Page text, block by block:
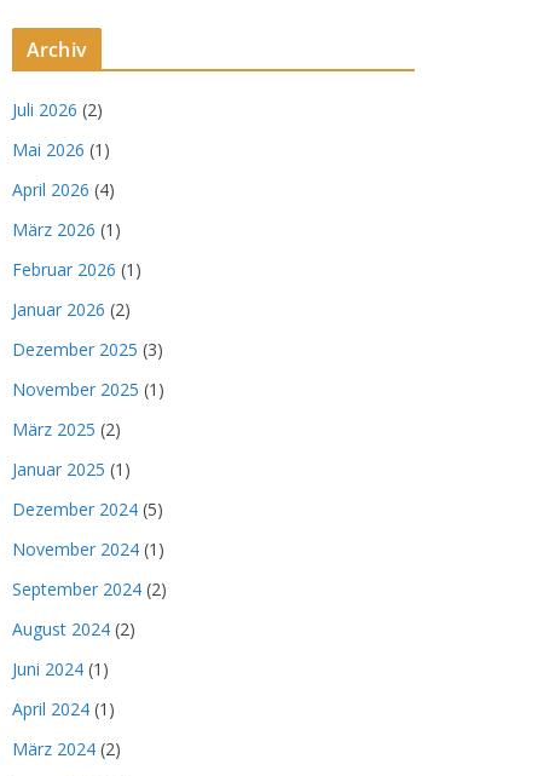
Archiv
Juli 2026 (2)
Mai 2026 (1)
April 2026 (4)
März 2026 (1)
Februar 2026 (1)
Januar 2026 (2)
Dezember 2025 (3)
November 2025 (1)
März 2025 (2)
Januar 2025 (1)
Dezember 2024 (5)
November 2024 (1)
September 2024 (2)
August 2024 (2)
Juni 2024 (1)
April 2024 (1)
März 2024 (2)